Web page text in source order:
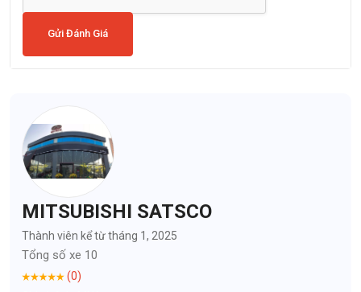
Gửi Đánh Giá
MITSUBISHI SATSCO
Thành viên kể từ tháng 1, 2025
Tổng số xe 10
(0)